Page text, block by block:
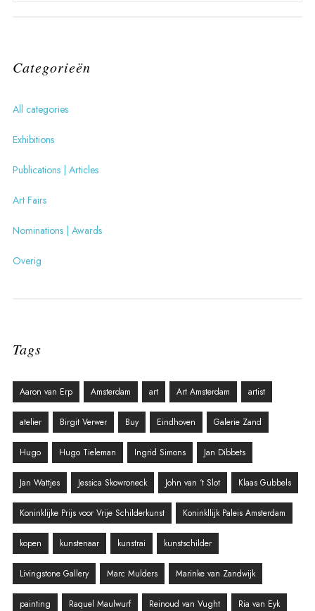
Categorieën
All categories
Exhibitions
Publications | Articles
Art Fairs
Nominations | Awards
Overig
Tags
Aaron van Erp Amsterdam art Art Amsterdam artist
atelier Birgit Verwer Buy Eindhoven Galerie Zand
Hugo Hugo Tieleman Ingrid Simons Jan Dibbets
Jan Wattjes Jessica Skowroneck John van ‘t Slot Klaas Gubbels
Koninklijke Prijs voor Vrije Schilderkunst Koninkllijk Paleis Amsterdam
kopen kunstenaar kunstrai kunstschilder
Livingstone Gallery Marc Mulders Marinke van Zandwijk
painting Raquel Maulwurf Reinoud van Vught Ria van Eyk